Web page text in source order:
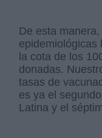
De esta
epidemiológicas
la cota de los
donadas.
tasas de
es ya el
Latina y el